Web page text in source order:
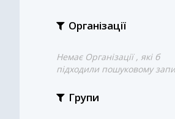
Організації
Немає Організації , які б
підходили пошуковому
Групи